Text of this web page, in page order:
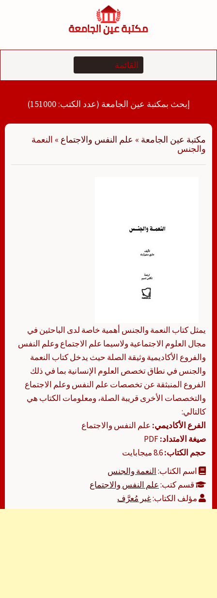
إبحث بمكتبة عين الجامعة (عدد الكتب: 151000)
مكتبة عين الجامعة » علم النفس والاجتماع » النعمة
والجنس
يمثل كتاب النعمة والجنس أهمية خاصة لدى الباحثين في
مجال العلوم الاجتماعية ولاسيما علم الاجتماع وعلم النفس
والفروع الأكاديمية وثيقة الصلة حيث يدخل كتاب النعمة
والجنس في نطاق تخصص العلوم الإنسانية بما في ذلك
الفروع المنبثقة عن تخصصات علم النفس وعلم الاجتماع
والتخصصات الأخرى قريبة الصلة، ومعلومات الكتاب هي
كالتالي:
الفرع الأكاديمي: علم النفس والاجتماع
صيغة الامتداد:
حجم الكتاب:
اسم الكتاب:النعمة والجنس
قسم كتب:علم النفس والاجتماع
مؤلف الكتاب:غير مُعرَّف